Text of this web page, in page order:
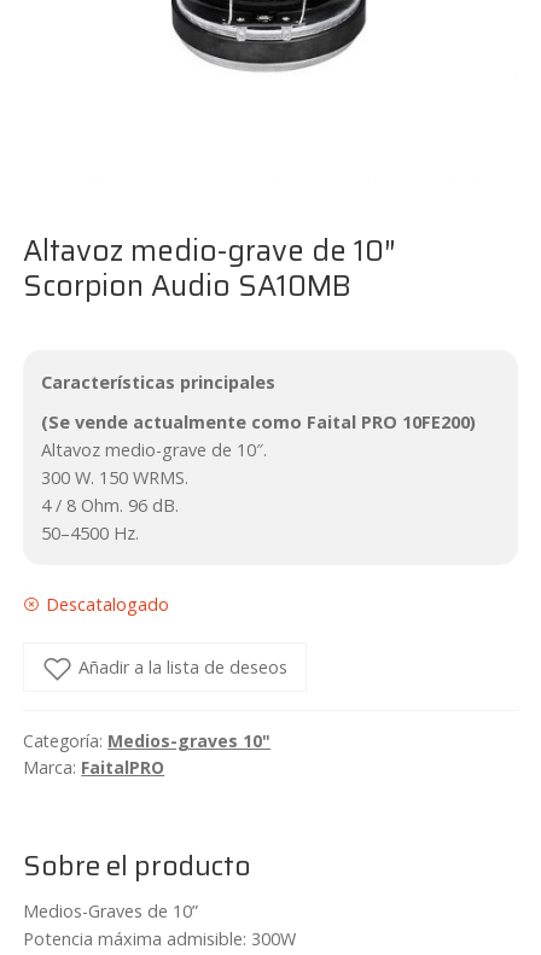
Altavoz medio-grave de 10″
Scorpion Audio SA10MB
Características principales
(Se vende actualmente como Faital PRO 10FE200)
Altavoz medio-grave de 10″.
300 W. 150 WRMS.
4 / 8 Ohm. 96 dB.
50–4500 Hz.
Descatalogado
Añadir a la lista de deseos
Categoría: Medios-graves 10"
Marca: FaitalPRO
Sobre el producto
Medios-Graves de 10”
Potencia máxima admisible: 300W